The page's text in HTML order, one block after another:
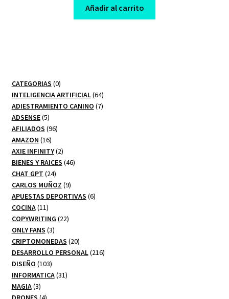
was:
$ 130,00.
is:
$ 10,00.
Añadir al carrito
CATEGORIAS 00
productos
INTELIGENCIA ARTIFICIAL 6464
productos
ADIESTRAMIENTO CANINO 77
ADSENSE 55
productos
AFILIADOS 9696
AMAZON 1616
productos
AXIE INFINITY 22
productos
BIENES Y RAICES 4646
CHAT GPT 2424
productos
CARLOS MUÑOZ 99
productos
APUESTAS DEPORTIVAS 66
COCINA 1111
productos
COPYWRITING 2222
ONLY FANS 33
productos
CRIPTOMONEDAS 2020
productos
DESARROLLO PERSONAL 216216
DISEÑO 103103
productos
INFORMATICA 3131
MAGIA 33
productos
4